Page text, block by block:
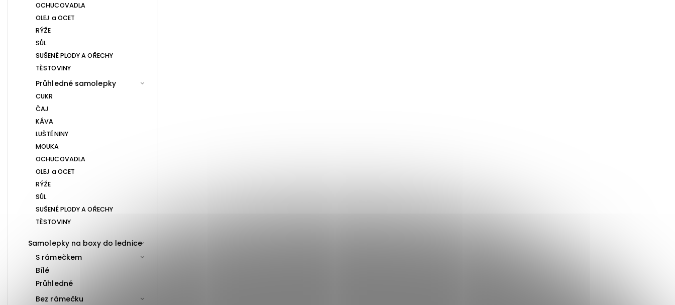
OCHUCOVADLA
OLEJ a OCET
RÝŽE
SŮL
SUŠENÉ PLODY A OŘECHY
TĚSTOVINY
Průhledné samolepky
CUKR
ČAJ
KÁVA
LUŠTĚNINY
MOUKA
OCHUCOVADLA
OLEJ a OCET
RÝŽE
SŮL
SUŠENÉ PLODY A OŘECHY
TĚSTOVINY
Samolepky na boxy do lednice
S rámečkem
Bílé
Průhledné
Bez rámečku